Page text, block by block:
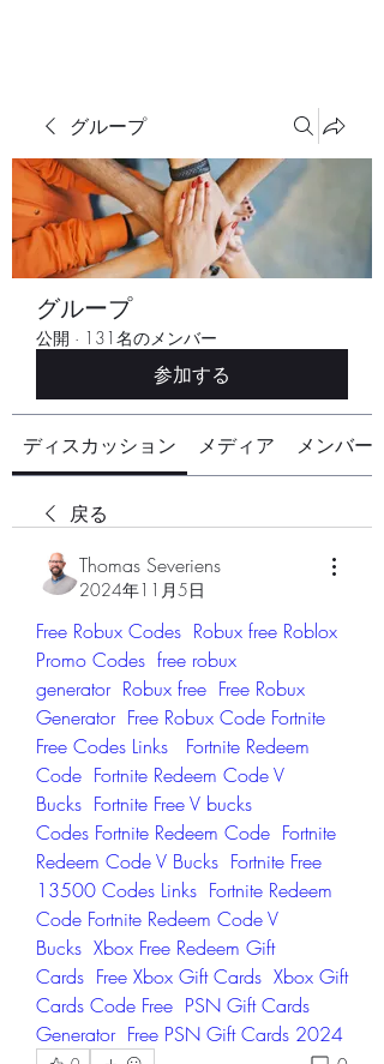
グループ
グループ
公開 · 131名のメンバー
参加する
ディスカッション メディア メンバー
戻る
Thomas Severiens
2024年11月5日
Free Robux Codes Robux free Roblox
Promo Codes free robux
generator Robux free Free Robux
Generator Free Robux Code Fortnite
Free Codes Links
Fortnite Redeem
Code Fortnite Redeem Code V
Bucks Fortnite Free V bucks
Codes Fortnite Redeem Code Fortnite
Redeem Code V Bucks Fortnite Free
13500 Codes Links Fortnite Redeem
Code Fortnite Redeem Code V
Bucks Xbox Free Redeem Gift
Cards Free Xbox Gift Cards Xbox Gift
Cards Code Free PSN Gift Cards
Generator Free PSN Gift Cards 2024